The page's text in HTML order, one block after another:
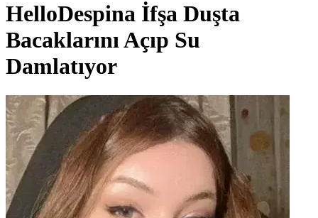
HelloDespina İfşa Duşta
Bacaklarını Açıp Su
Damlatıyor